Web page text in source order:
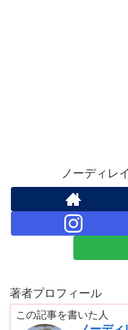
ノーディレ
著者プロフィール
この記事を書いた人